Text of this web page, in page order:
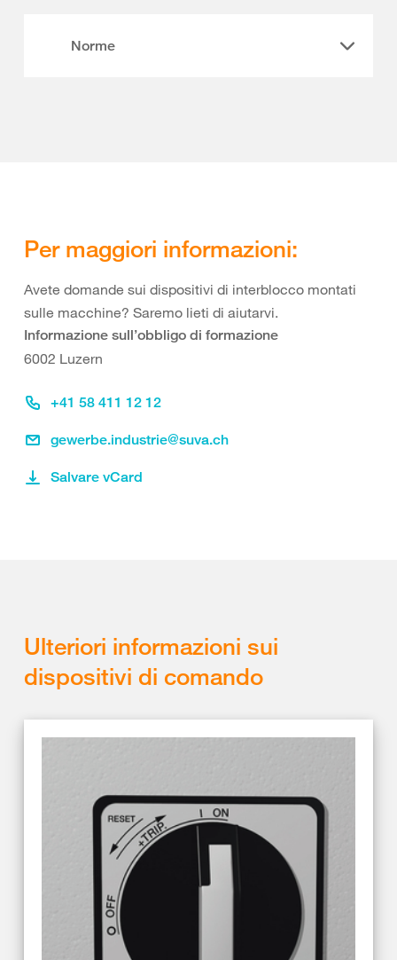
Norme
Per maggiori informazioni:
Avete domande sui dispositivi di interblocco montati
sulle macchine? Saremo lieti di aiutarvi.
Informazione sull’obbligo di formazione
6002 Luzern
+41 58 411 12 12
gewerbe.industrie@suva.ch
Salvare vCard
Ulteriori informazioni sui
dispositivi di comando